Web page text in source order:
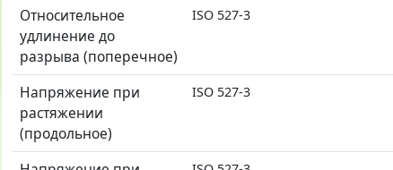
Относительное
удлинение до
разрыва (поперечное)
ISO 527-3
Напряжение при
растяжении
(продольное)
ISO 527-3